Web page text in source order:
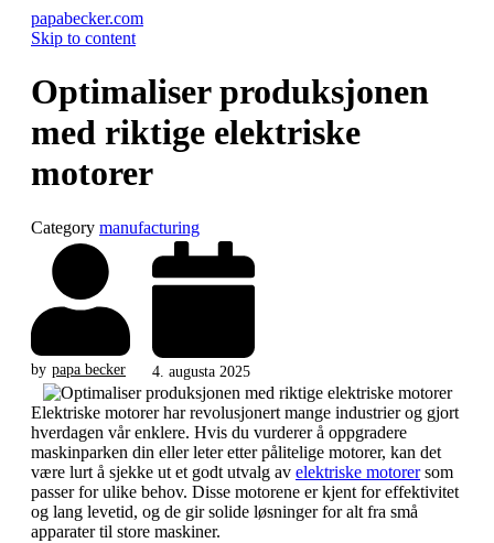
papabecker.com
Skip to content
Optimaliser produksjonen
med riktige elektriske
motorer
Category manufacturing
by papa becker 4. augusta 2025
Elektriske motorer har revolusjonert mange industrier og gjort
hverdagen vår enklere. Hvis du vurderer å oppgradere
maskinparken din eller leter etter pålitelige motorer, kan det
være lurt å sjekke ut et godt utvalg av elektriske motorersom
passer for ulike behov. Disse motorene er kjent for effektivitet
og lang levetid, og de gir solide løsninger for alt fra små
apparater til store maskiner.